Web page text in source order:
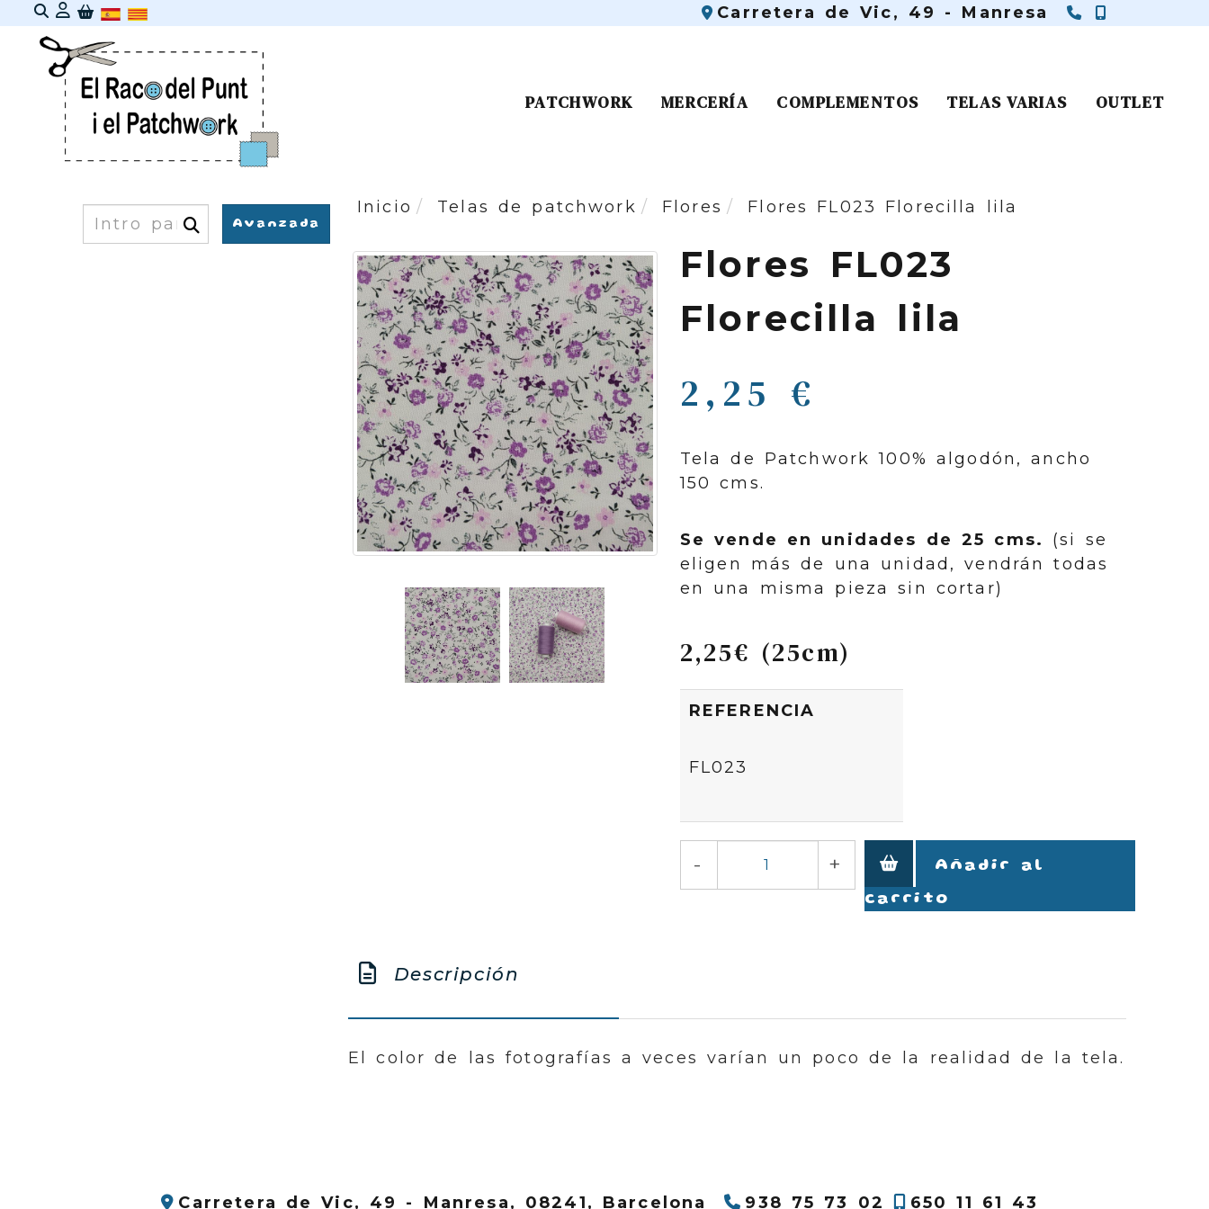
Identifícate Carretera de Vic, 49 - Manresa 938 75 73
PATCHWORK MERCERÍA COMPLEMENTOS TELAS VARIAS OUTLET
Buscar Avanzada
Inicio Telas de patchwork Flores Flores FL023 Florecilla lila
Flores FL023
Florecilla lila
2,25 €
Tela de Patchwork 100% algodón, ancho
150 cms.
Se vende en unidades de 25 cms.
(si se
eligen más de una unidad, vendrán todas
en una misma pieza sin cortar)
2,25€ (25cm)
REFERENCIA
FL023
- + Añadir al
carrito
Descripción
El color de las fotografías a veces varían un poco de la realidad de la tela.
Carretera de Vic, 49 - Manresa, 08241, Barcelona 938 75 73 02 650 11 61 43